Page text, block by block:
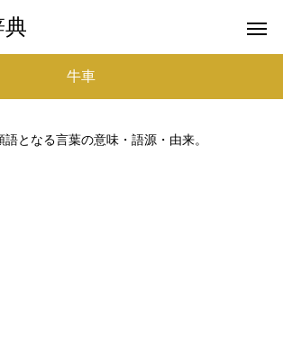
典
牛車
語となる言葉の意味・語源・由来。